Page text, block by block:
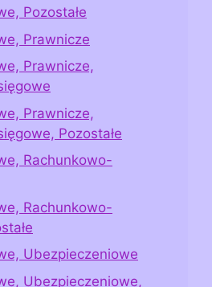
Pozostałe
Prawnicze
Prawnicze,
Prawnicze,
Pozostałe
Rachunkowo-
Rachunkowo-
Ubezpieczeniowe
Ubezpieczeniowe,